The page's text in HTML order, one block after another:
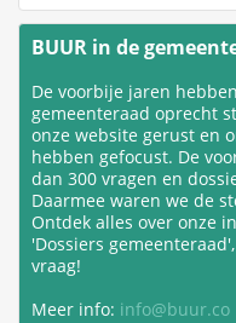
BUUR in de
De voorbije jaren
gemeenteraad oprecht
onze website gerust en
hebben gefocust. De
dan 300 vragen en
Daarmee waren we de
Ontdek alles over onze
'Dossiers
vraag!
Meer info: info@buur.co